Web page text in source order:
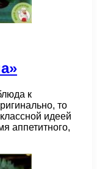
к
то
идеей
аппетитного,